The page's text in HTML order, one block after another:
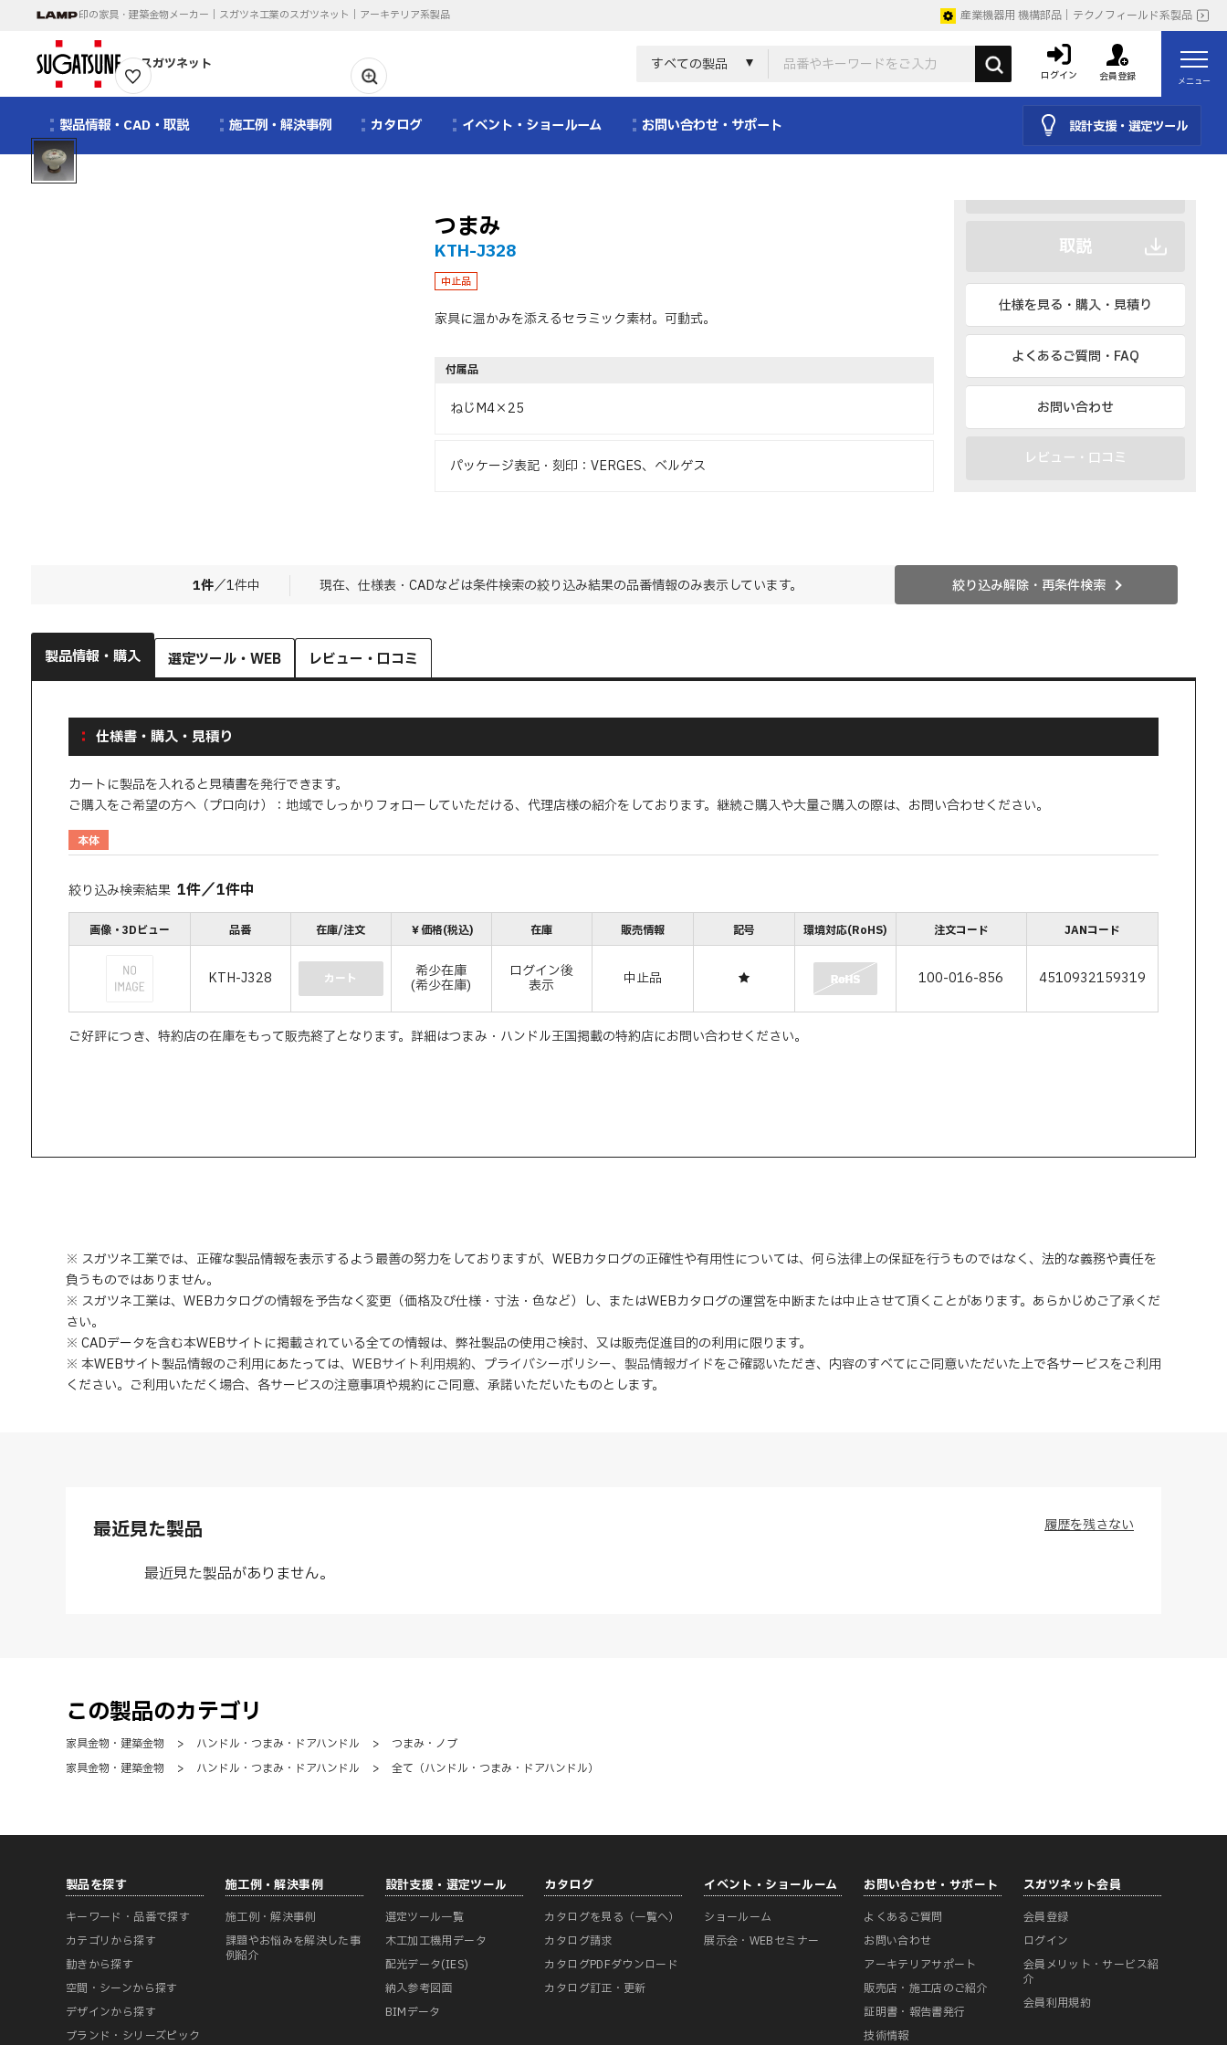
印の家具・建築金物メーカー｜スガツネ工業のスガツネット｜アーキテリア系製品 産業機器用 機構部品｜テクノフィールド系製品
スガツネット すべての製品
ログイン 会員登録 メニュー
製品情報・CAD・取説 施工例・解決事例 カタログ イベント・ショールーム お問い合わせ・サポート 設計支援・選定ツール
つまみ
KTH-J328
中止品
家具に温かみを添えるセラミック素材。可動式。
付属品
ねじM4×25
パッケージ表記・刻印：VERGES、ベルゲス
CAD
BIM、IESなど
取説
仕様を見る・購入・見積り
よくあるご質問・FAQ
お問い合わせ
レビュー・口コミ
1件／1件中 現在、仕様表・CADなどは条件検索の絞り込み結果の品番情報のみ表示しています。 絞り込み解除・再条件検索
製品情報・購入 選定ツール・WEB レビュー・口コミ
仕様書・購入・見積り
カートに製品を入れると見積書を発行できます。
ご購入をご希望の方へ（プロ向け）：地域でしっかりフォローしていただける、代理店様の紹介をしております。継続ご購入や大量ご購入の際は、お問い合わせください。
本体
絞り込み検索結果 1件／1件中
画像・3Dビュー 品番 在庫/注文 ￥価格(税込) 在庫 販売情報 記号 環境対応(RoHS) 注文コード JANコード
KTH-J328 カート 希少在庫
(希少在庫)
ログイン後
表示 中止品 ★ 100-016-856 4510932159319
ご好評につき、特約店の在庫をもって販売終了となります。詳細はつまみ・ハンドル王国掲載の特約店にお問い合わせください。
※ スガツネ工業では、正確な製品情報を表示するよう最善の努力をしておりますが、WEBカタログの正確性や有用性については、何ら法律上の保証を行うものではなく、法的な義務や責任を
負うものではありません。
※ スガツネ工業は、WEBカタログの情報を予告なく変更（価格及び仕様・寸法・色など）し、またはWEBカタログの運営を中断または中止させて頂くことがあります。あらかじめご了承くだ
さい。
※ CADデータを含む本WEBサイトに掲載されている全ての情報は、弊社製品の使用ご検討、又は販売促進目的の利用に限ります。
※ 本WEBサイト製品情報のご利用にあたっては、 WEBサイト利用規約、 プライバシーポリシー、 製品情報ガイドをご確認いただき、内容のすべてにご同意いただいた上で各サービスをご利用
ください。ご利用いただく場合、各サービスの注意事項や規約にご同意、 承諾いただいたものとします。
最近見た製品
最近見た製品がありません。
履歴を残さない
この製品のカテゴリ
家具金物・建築金物 > ハンドル・つまみ・ドアハンドル >
つまみ・ノブ
家具金物・建築金物
> ハンドル・つまみ・ドアハンドル > 全て（ハンドル・つまみ・ドアハンドル）
製品を探す
キーワード・品番で探す
カテゴリから探す
動きから探す
空間・シーンから探す
デザインから探す
ブランド・シリーズピック
施工例・解決事例
施工例・解決事例
課題やお悩みを解決した事
例紹介
設計支援・選定ツール
選定ツール一覧
木工加工機用データ
配光データ(IES)
納入参考図面
BIMデータ
カタログ
カタログを見る（一覧へ）
カタログ請求
カタログPDFダウンロード
カタログ訂正・更新
イベント・ショールーム
ショールーム
展示会・WEBセミナー
お問い合わせ・サポート
よくあるご質問
お問い合わせ
アーキテリアサポート
販売店・施工店のご紹介
証明書・報告書発行
技術情報
スガツネット会員
会員登録
ログイン
会員メリット・サービス紹
介
会員利用規約